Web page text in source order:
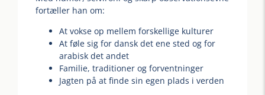
fortæller han om:
At vokse op mellem forskellige kulturer
At føle sig for dansk det ene sted og for
arabisk det andet
Familie, traditioner og forventninger
Jagten på at finde sin egen plads i verden